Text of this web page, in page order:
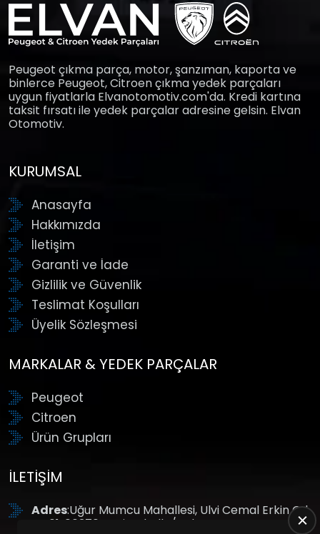
Peugeot çıkma parça, motor, şanzıman, kaporta ve
binlerce Peugeot, Citroen çıkma yedek parçaları
uygun fiyatlarla Elvanotomotiv.com'da. Kredi kartına
taksit fırsatı ile yedek parçalar adresine gelsin. Elvan
Otomotiv.
KURUMSAL
Anasayfa
Hakkımızda
İletişim
Garanti ve İade
Gizlilik ve Güvenlik
Teslimat Koşulları
Üyelik Sözleşmesi
MARKALAR & YEDEK PARÇALAR
Peugeot
Citroen
Ürün Grupları
İLETIŞIM
Adres:Uğur Mumcu Mahallesi, Ulvi Cemal Erkin Cd.
No:61, 06370 Yenimahalle/Ankara